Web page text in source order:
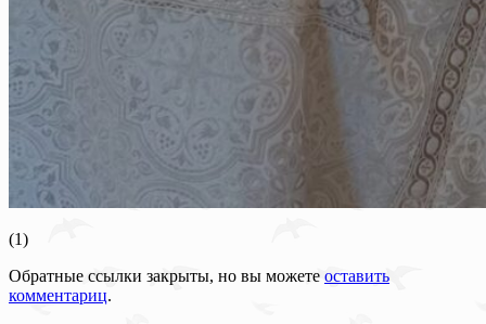
(1)
Обратные ссылки закрыты, но вы можете оставить
комментариц.